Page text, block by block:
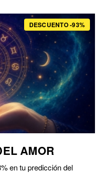
DESCUENTO -93%
AMOR
en tu predicción del